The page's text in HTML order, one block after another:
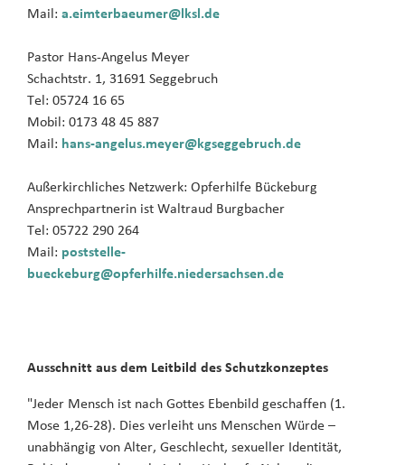
Mail: a.eimterbaeumer@lksl.de
Pastor Hans-Angelus Meyer
Schachtstr. 1, 31691 Seggebruch
Tel: 05724 16 65
Mobil: 0173 48 45 887
Mail: hans-angelus.meyer@kgseggebruch.de
Außerkirchliches Netzwerk: Opferhilfe Bückeburg
Ansprechpartnerin ist Waltraud Burgbacher
Tel: 05722 290 264
Mail: poststelle-
bueckeburg@opferhilfe.niedersachsen.de
Ausschnitt aus dem Leitbild des Schutzkonzeptes
"Jeder Mensch ist nach Gottes Ebenbild geschaffen (1.
Mose 1,26-28). Dies verleiht uns Menschen Würde –
unabhängig von Alter, Geschlecht, sexueller Identität,